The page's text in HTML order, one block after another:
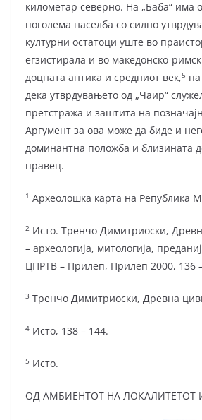
километар северно. На „Баба“ има
поголема населба со силно
културни остатоци уште во
егзистирала и во македонско-
доцната антика и средниот век,5
дека утврдувањето од „Чаир“
претстража и заштита на
Аргумент за ова може да биде и
доминантна положба и близината
правец.
1 Археолошка карта на Република
2 Исто. Тренчо Димитриоски,
– археологија, митологија,
ЦПРТВ – Прилеп, Прилеп 2000, 136
3 Тренчо Димитриоски, Древна
4 Исто, 138 – 144.
5 Исто.
ОД АМБИЕНТОТ НА ЛОКАЛИТЕТОТ